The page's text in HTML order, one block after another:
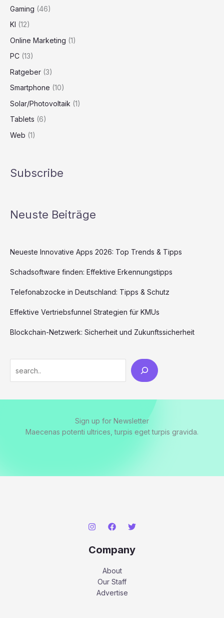
Gaming (46)
KI (12)
Online Marketing (1)
PC (13)
Ratgeber (3)
Smartphone (10)
Solar/Photovoltaik (1)
Tablets (6)
Web (1)
Subscribe
Neuste Beiträge
Neueste Innovative Apps 2026: Top Trends & Tipps
Schadsoftware finden: Effektive Erkennungstipps
Telefonabzocke in Deutschland: Tipps & Schutz
Effektive Vertriebsfunnel Strategien für KMUs
Blockchain-Netzwerk: Sicherheit und Zukunftssicherheit
Sign up for Newsletter
Maecenas potenti ultrices, turpis eget turpis gravida.
Company
About
Our Staff
Advertise